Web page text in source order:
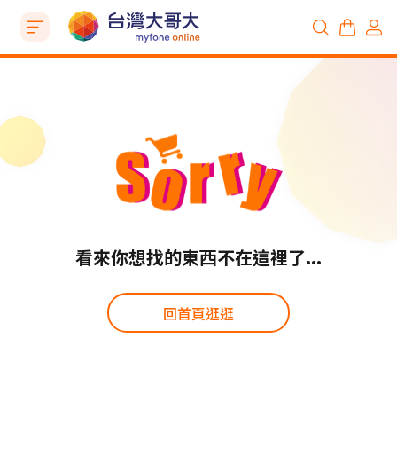
看來你想找的東西不在這裡了...
回首頁逛逛